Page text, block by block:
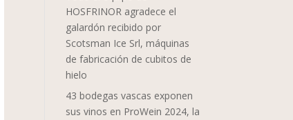
HOSFRINOR agradece el
galardón recibido por
Scotsman Ice Srl, máquinas
de fabricación de cubitos de
hielo
43 bodegas vascas exponen
sus vinos en ProWein 2024, la